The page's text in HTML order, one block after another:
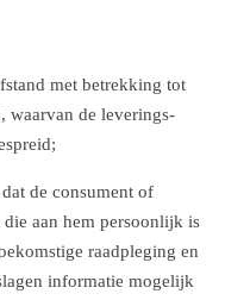
met betrekking tot
waarvan de leverings-
de consument of
aan hem persoonlijk is
raadpleging en
informatie mogelijk